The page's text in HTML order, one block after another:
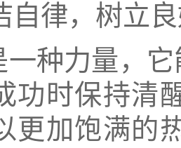
自律，树立
一种力量，
功时保持清
更加饱满的